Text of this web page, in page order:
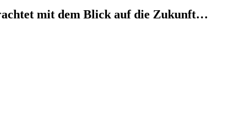
mit dem Blick auf die Zukunft…